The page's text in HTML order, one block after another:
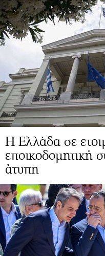
Η Ελλάδα σε
εποικοδομητική
άτυπη